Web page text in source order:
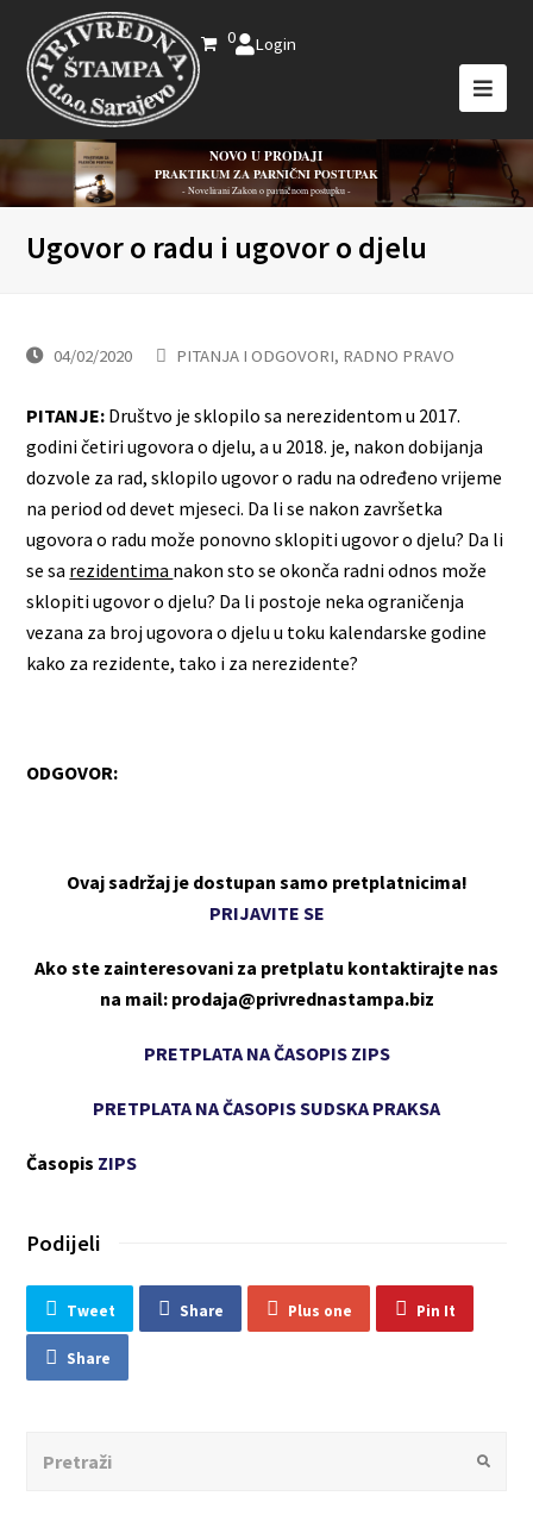
0 Login
NOVO U PRODAJI
PRAKTIKUM ZA PARNIČNI POSTUPAK
- Novelirani Zakon o parničnom postupku -
Ugovor o radu i ugovor o djelu
04/02/2020 PITANJA I ODGOVORI, RADNO PRAVO
PITANJE: Društvo je sklopilo sa nerezidentom u 2017.
godini četiri ugovora o djelu, a u 2018. je, nakon dobijanja
dozvole za rad, sklopilo ugovor o radu na određeno vrijeme
na period od devet mjeseci. Da li se nakon završetka
ugovora o radu može ponovno sklopiti ugovor o djelu? Da li
se sa rezidentima nakon sto se okonča radni odnos može
sklopiti ugovor o djelu? Da li postoje neka ograničenja
vezana za broj ugovora o djelu u toku kalendarske godine
kako za rezidente, tako i za nerezidente?
ODGOVOR:
Ovaj sadržaj je dostupan samo pretplatnicima!
PRIJAVITE SE
Ako ste zainteresovani za pretplatu kontaktirajte nas
na mail: prodaja@privrednastampa.biz
PRETPLATA NA ČASOPIS ZIPS
PRETPLATA NA ČASOPIS SUDSKA PRAKSA
Časopis ZIPS
Podijeli
Tweet Share Plus one Pin It
Share
Submit